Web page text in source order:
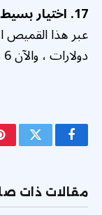
17. اختيار بسيط:
دولارات ، والآن 6 دولارات فقط!
فيسبوكتويتر
مقالات ذات